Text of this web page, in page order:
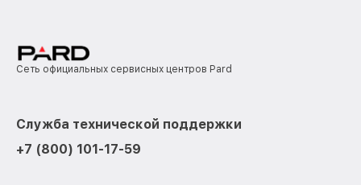
Сеть официальных сервисных центров Pard
Служба технической поддержки
+7 (800) 101-17-59